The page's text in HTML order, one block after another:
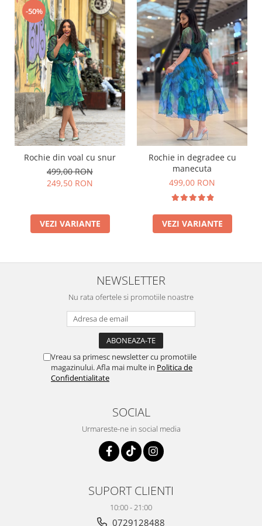
-50%
Rochie din voal cu snur
499,00 RON
249,50 RON
VEZI VARIANTE
Rochie in degradee cu
manecuta
499,00 RON
VEZI VARIANTE
NEWSLETTER
Nu rata ofertele si promotiile noastre
Vreau sa primesc newsletter cu promotiile
magazinului. Afla mai multe in Politica de
Confidentialitate
SOCIAL
Urmareste-ne in social media
SUPORT CLIENTI
10:00 - 21:00
0729128488